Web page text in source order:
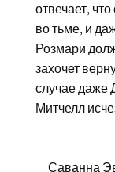
отвечает,
во тьме, и
Розмари
захочет
случае даже
Митчелл
Саванна